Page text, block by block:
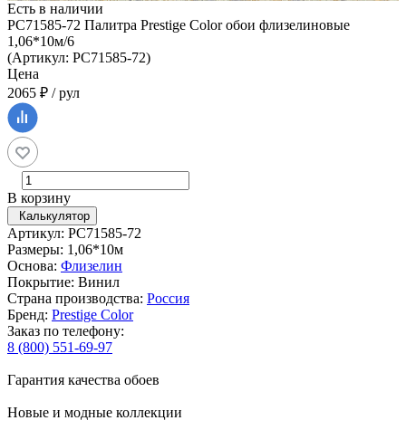
Есть в наличии
PC71585-72 Палитра Prestige Color обои флизелиновые
1,06*10м/6
(Артикул: PC71585-72)
Цена
2065 ₽ / рул
В корзину
Калькулятор
Артикул: PC71585-72
Размеры: 1,06*10м
Основа: Флизелин
Покрытие: Винил
Страна производства: Россия
Бренд: Prestige Color
Заказ по телефону:
8 (800) 551-69-97
Гарантия качества обоев
Новые и модные коллекции